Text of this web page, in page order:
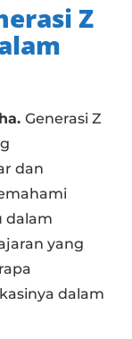
Z
Generasi Z
dan
dalam
yang
dalam